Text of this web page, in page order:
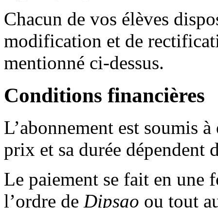
Chacun de vos élèves
modification et de
mentionné ci-dessus.
Conditions financières
L’abonnement est soumis
prix et sa durée dépendent
Le paiement se fait en une
l’ordre de Dipsao ou tout